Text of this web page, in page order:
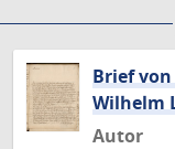
Brief
Wilhelm
Autor